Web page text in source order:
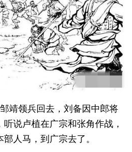
靖领兵回去，刘备因中郎将
说卢植在广宗和张角作战，
人马，到广宗去了。